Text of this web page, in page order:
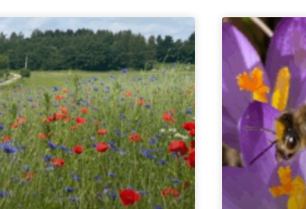
SeiteSeite Seite